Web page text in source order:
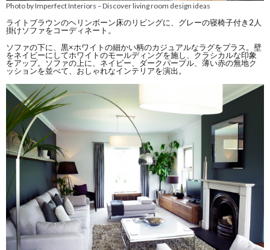
Photo by Imperfect Interiors –Discover living room design ideas
ライトブラウンのヘリンボーン床のリビングに、グレーの寝椅子付き2人
掛けソファをコーディネート。
ソファの下に、黒×ホワイトの細かい柄のカジュアルなラグをプラス。壁
をネイビーにしてホワイトのモールディングを施し、クラシカルな印象
をアップ。ソファの上に、ネイビー、ダークパープル、薄い赤の無地ク
ッションを並べて、おしゃれなインテリアを演出。